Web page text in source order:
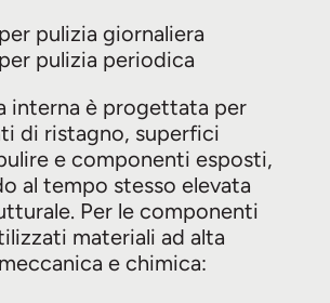
pulizia giornaliera
pulizia periodica
interna è progettata per
di ristagno, superfici
e componenti esposti,
al tempo stesso elevata
Per le componenti
materiali ad alta
e chimica: